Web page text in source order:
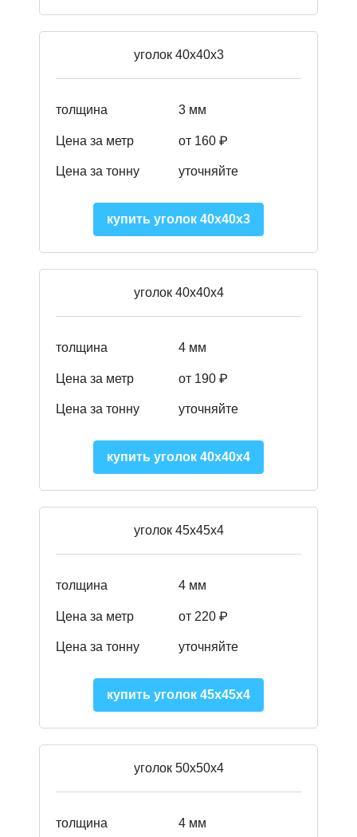
уголок 40х40х3
толщина 3 мм
Цена за метр от 160 ₽
Цена за тонну уточняйте
купить уголок 40х40х3
уголок 40х40х4
толщина 4 мм
Цена за метр от 190 ₽
Цена за тонну уточняйте
купить уголок 40х40х4
уголок 45х45х4
толщина 4 мм
Цена за метр от 220 ₽
Цена за тонну уточняйте
купить уголок 45х45х4
уголок 50х50х4
толщина 4 мм